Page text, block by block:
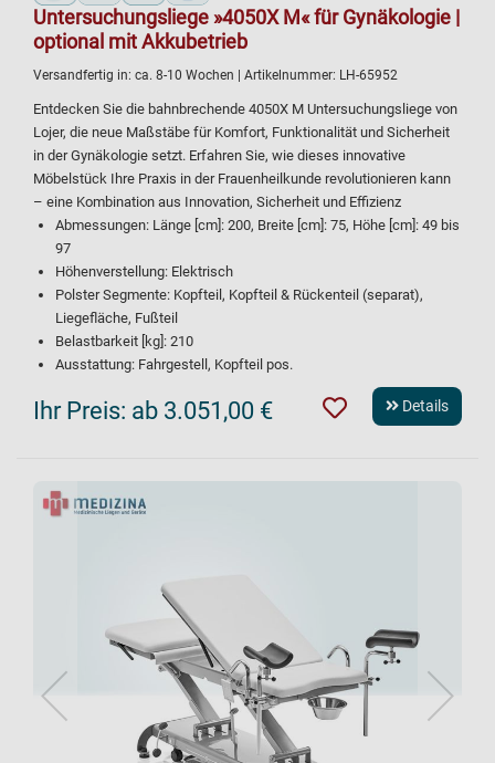
Untersuchungsliege »4050X M« für Gynäkologie |
optional mit Akkubetrieb
Versandfertig in: ca. 8-10 Wochen | Artikelnummer: LH-65952
Entdecken Sie die bahnbrechende 4050X M Untersuchungsliege von
Lojer, die neue Maßstäbe für Komfort, Funktionalität und Sicherheit
in der Gynäkologie setzt. Erfahren Sie, wie dieses innovative
Möbelstück Ihre Praxis in der Frauenheilkunde revolutionieren kann
– eine Kombination aus Innovation, Sicherheit und Effizienz
Abmessungen: Länge [cm]: 200, Breite [cm]: 75, Höhe [cm]: 49 bis
97
Höhenverstellung: Elektrisch
Polster Segmente: Kopfteil, Kopfteil & Rückenteil (separat),
Liegefläche, Fußteil
Belastbarkeit [kg]: 210
Ausstattung: Fahrgestell, Kopfteil pos.
Ihr Preis: ab 3.051,00 € Details